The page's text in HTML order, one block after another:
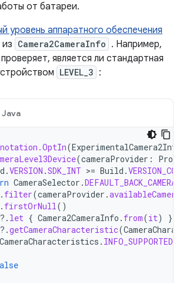
от батареи.
уровень аппаратного обеспечения
Camera2CameraInfo . Например,
является ли стандартная
LEVEL_3 :
Java
(
(cameraProvider :
.VERSION .SDK_INT >= Build .
CameraSelector .DEFAULT_BACK_CAMERA
. filter(cameraProvider .
. firstOrNull()
?. let { Camera2CameraInfo . from(it)
}
?.getCameraCharacteristic(
CameraCharacteristics .